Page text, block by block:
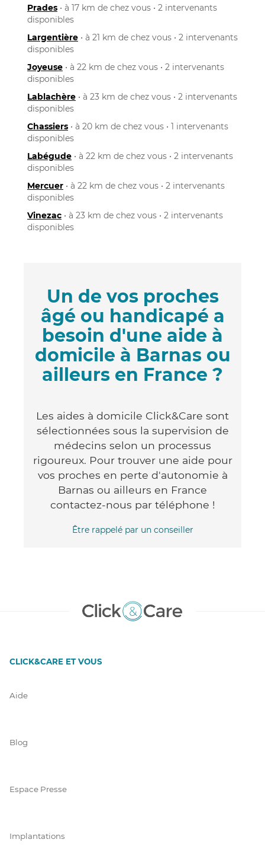
Prades • à 17 km de chez vous • 2 intervenants
disponibles
Largentière • à 21 km de chez vous • 2 intervenants
disponibles
Joyeuse • à 22 km de chez vous • 2 intervenants
disponibles
Lablachère • à 23 km de chez vous • 2 intervenants
disponibles
Chassiers • à 20 km de chez vous • 1 intervenants
disponibles
Labégude • à 22 km de chez vous • 2 intervenants
disponibles
Mercuer • à 22 km de chez vous • 2 intervenants
disponibles
Vinezac • à 23 km de chez vous • 2 intervenants
disponibles
Un de vos proches
âgé ou handicapé a
besoin d'une aide à
domicile à Barnas ou
ailleurs en France ?
Les aides à domicile Click&Care sont
sélectionnées sous la supervision de
médecins selon un processus
rigoureux. Pour trouver une aide pour
vos proches en perte d'autonomie à
Barnas ou ailleurs en France
contactez-nous par téléphone !
Être rappelé par un conseiller
CLICK&CARE ET VOUS
Aide
Blog
Espace Presse
Implantations